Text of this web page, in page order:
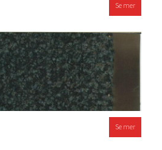
Se mer
Se mer